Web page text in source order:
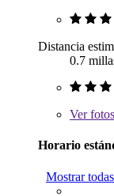
Distancia
0.7
Verfotos
Horario
Mostrar todas